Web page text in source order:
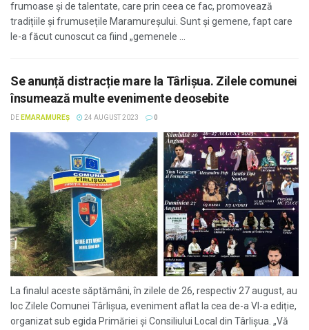
frumoase și de talentate, care prin ceea ce fac, promovează
tradițiile și frumusețile Maramureșului. Sunt și gemene, fapt care
le-a făcut cunoscut ca fiind „gemenele ...
Se anunță distracție mare la Târlișua. Zilele comunei
însumează multe evenimente deosebite
DE EMARAMUREȘ 24 AUGUST 2023 0
La finalul aceste săptămâni, în zilele de 26, respectiv 27 august, au
loc Zilele Comunei Târlișua, eveniment aflat la cea de-a VI-a ediție,
organizat sub egida Primăriei și Consiliului Local din Târlișua. „Vă